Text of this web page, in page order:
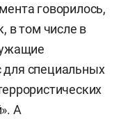
говорилось,
в том числе в
для специальных
А